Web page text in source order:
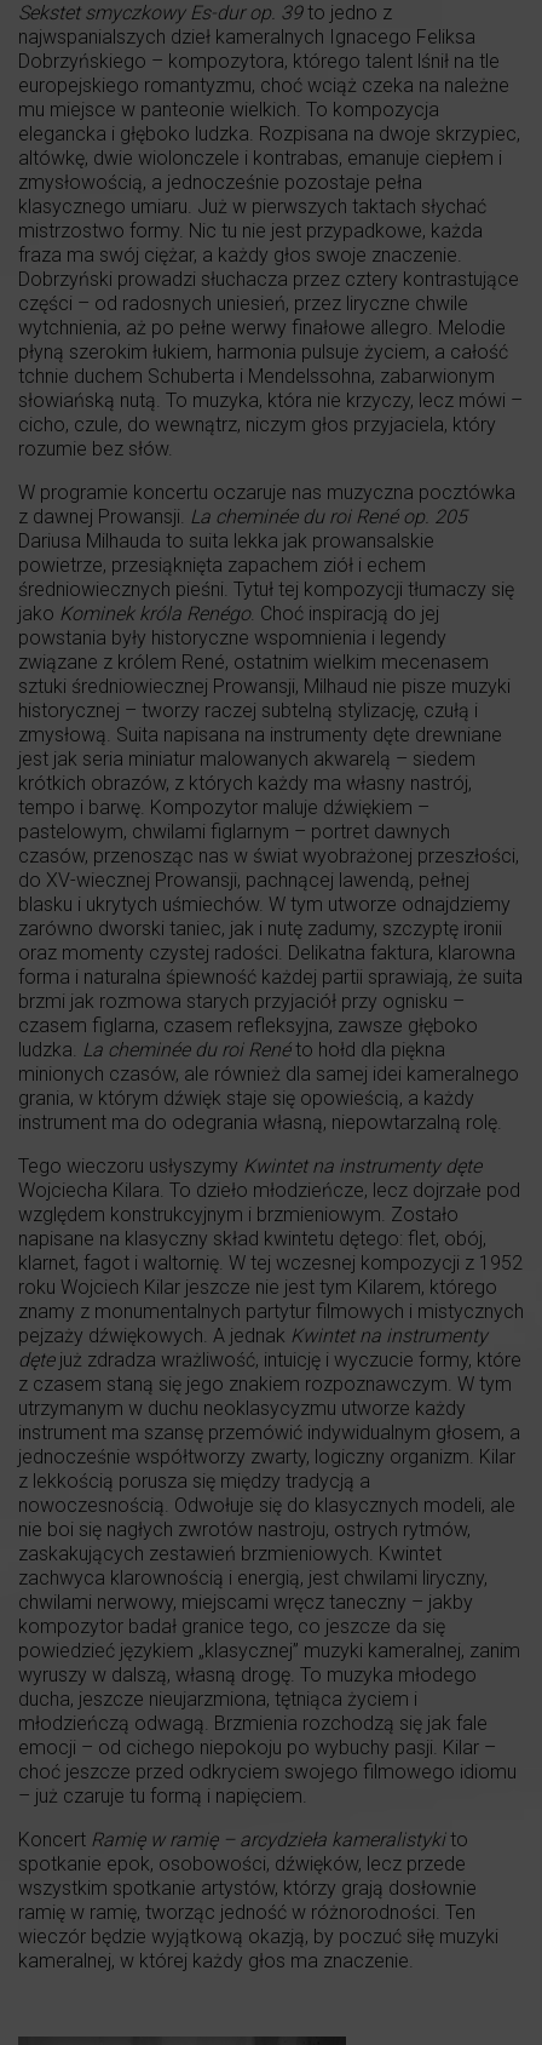
Sekstet smyczkowy Es-dur op. 39to jedno z
najwspanialszych dzieł kameralnych Ignacego Feliksa
Dobrzyńskiego – kompozytora, którego talent lśnił na tle
europejskiego romantyzmu, choć wciąż czeka na należne
mu miejsce w panteonie wielkich. To kompozycja
elegancka i głęboko ludzka. Rozpisana na dwoje skrzypiec,
altówkę, dwie wiolonczele i kontrabas, emanuje ciepłem i
zmysłowością, a jednocześnie pozostaje pełna
klasycznego umiaru. Już w pierwszych taktach słychać
mistrzostwo formy. Nic tu nie jest przypadkowe, każda
fraza ma swój ciężar, a każdy głos swoje znaczenie.
Dobrzyński prowadzi słuchacza przez cztery kontrastujące
części – od radosnych uniesień, przez liryczne chwile
wytchnienia, aż po pełne werwy finałowe allegro. Melodie
płyną szerokim łukiem, harmonia pulsuje życiem, a całość
tchnie duchem Schuberta i Mendelssohna, zabarwionym
słowiańską nutą. To muzyka, która nie krzyczy, lecz mówi –
cicho, czule, do wewnątrz, niczym głos przyjaciela, który
rozumie bez słów.
W programie koncertu oczaruje nas muzyczna pocztówka
z dawnej Prowansji. La cheminée du roi René op. 205
Dariusa Milhauda to suita lekka jak prowansalskie
powietrze, przesiąknięta zapachem ziół i echem
średniowiecznych pieśni. Tytuł tej kompozycji tłumaczy się
jako Kominek króla Renégo. Choć inspiracją do jej
powstania były historyczne wspomnienia i legendy
związane z królem René, ostatnim wielkim mecenasem
sztuki średniowiecznej Prowansji, Milhaud nie pisze muzyki
historycznej – tworzy raczej subtelną stylizację, czułą i
zmysłową. Suita napisana na instrumenty dęte drewniane
jest jak seria miniatur malowanych akwarelą – siedem
krótkich obrazów, z których każdy ma własny nastrój,
tempo i barwę. Kompozytor maluje dźwiękiem –
pastelowym, chwilami figlarnym – portret dawnych
czasów, przenosząc nas w świat wyobrażonej przeszłości,
do XV-wiecznej Prowansji, pachnącej lawendą, pełnej
blasku i ukrytych uśmiechów. W tym utworze odnajdziemy
zarówno dworski taniec, jak i nutę zadumy, szczyptę ironii
oraz momenty czystej radości. Delikatna faktura, klarowna
forma i naturalna śpiewność każdej partii sprawiają, że suita
brzmi jak rozmowa starych przyjaciół przy ognisku –
czasem figlarna, czasem refleksyjna, zawsze głęboko
ludzka. La cheminée du roi Renéto hołd dla piękna
minionych czasów, ale również dla samej idei kameralnego
grania, w którym dźwięk staje się opowieścią, a każdy
instrument ma do odegrania własną, niepowtarzalną rolę.
Tego wieczoru usłyszymy Kwintet na instrumenty dęte
Wojciecha Kilara. To dzieło młodzieńcze, lecz dojrzałe pod
względem konstrukcyjnym i brzmieniowym. Zostało
napisane na klasyczny skład kwintetu dętego: flet, obój,
klarnet, fagot i waltornię. W tej wczesnej kompozycji z 1952
roku Wojciech Kilar jeszcze nie jest tym Kilarem, którego
znamy z monumentalnych partytur filmowych i mistycznych
pejzaży dźwiękowych. A jednak Kwintet na instrumenty
dętejuż zdradza wrażliwość, intuicję i wyczucie formy, które
z czasem staną się jego znakiem rozpoznawczym. W tym
utrzymanym w duchu neoklasycyzmu utworze każdy
instrument ma szansę przemówić indywidualnym głosem, a
jednocześnie współtworzy zwarty, logiczny organizm. Kilar
z lekkością porusza się między tradycją a
nowoczesnością. Odwołuje się do klasycznych modeli, ale
nie boi się nagłych zwrotów nastroju, ostrych rytmów,
zaskakujących zestawień brzmieniowych. Kwintet
zachwyca klarownością i energią, jest chwilami liryczny,
chwilami nerwowy, miejscami wręcz taneczny – jakby
kompozytor badał granice tego, co jeszcze da się
powiedzieć językiem „klasycznej” muzyki kameralnej, zanim
wyruszy w dalszą, własną drogę. To muzyka młodego
ducha, jeszcze nieujarzmiona, tętniąca życiem i
młodzieńczą odwagą. Brzmienia rozchodzą się jak fale
emocji – od cichego niepokoju po wybuchy pasji. Kilar –
choć jeszcze przed odkryciem swojego filmowego idiomu
– już czaruje tu formą i napięciem.
Koncert Ramię w ramię – arcydzieła kameralistykito
spotkanie epok, osobowości, dźwięków, lecz przede
wszystkim spotkanie artystów, którzy grają dosłownie
ramię w ramię, tworząc jedność w różnorodności. Ten
wieczór będzie wyjątkową okazją, by poczuć siłę muzyki
kameralnej, w której każdy głos ma znaczenie.